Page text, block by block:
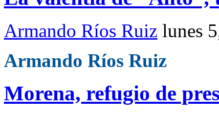
Armando Ríos Ruiz lunes
Armando Ríos Ruiz
Morena, refugio de